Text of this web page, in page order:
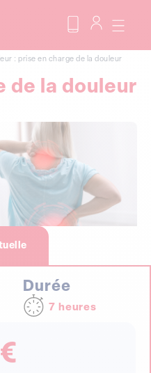
: prise en charge de la douleur
de la douleur
Durée
7 heures
€